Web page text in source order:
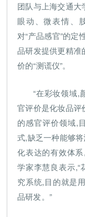
团队与上海交通大
眼动、微表情、
对“产品感官”的定
品研发提供更精准
价的“测谎仪”。
“在彩妆领域,
官评价是化妆品评
的感官评价领域,
式,缺乏一种能够
化表达的有效体
学家李慧良表示,“
究系统,目的就是
品研发。”